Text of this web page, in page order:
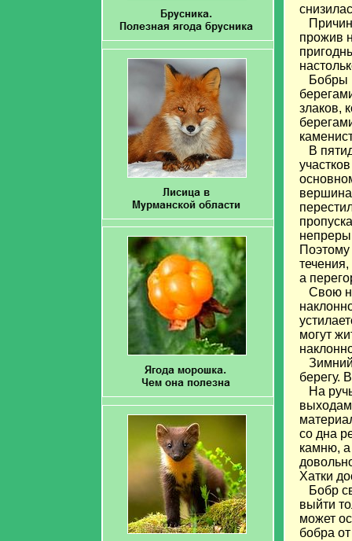
прожив
Бобры
злаков,
В
Поэтому
а
Свою
могут
Зимний
берегу.
На
со дна
камню, а
Хатки
Бобр
выйти
может
бобра